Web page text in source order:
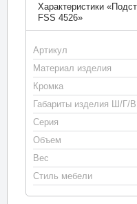
Характеристики
FSS 4526»
Артикул
Материал изделия
Кромка
Габариты изделия Ш/Г/В
Серия
Объем
Вес
Стиль мебели